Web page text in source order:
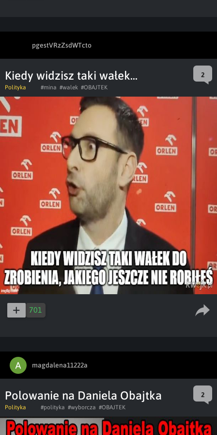
pgestVRzZsdWTcto
Kiedy widzisz taki wałek... 2
Polityka #mina #walek #OBAJTEK
701
magdalena11222a
Polowanie na Daniela Obajtka 2
Polityka #polityka #wyborcza #OBAJTEK